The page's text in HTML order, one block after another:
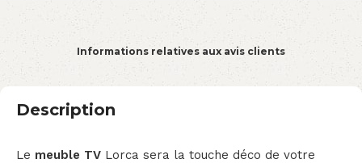
Informations relatives aux avis clients
Description
Le meuble TV Lorca sera la touche déco de votre